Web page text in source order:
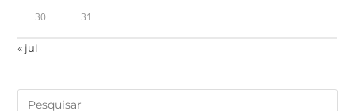
30 31
« jul